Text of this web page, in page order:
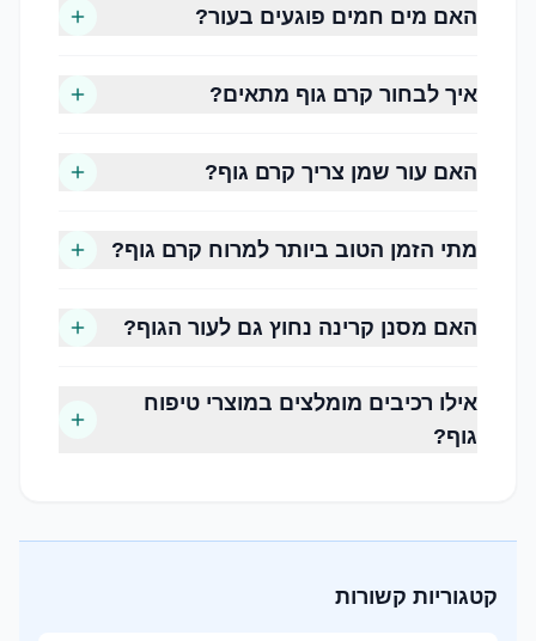
הבסיס לכל שגרת טיפוח הוא ניקוי.
בעדינות, מבלי לגרום לתחושת יובש.
פילינג מסייע להסרת תאי עור מתים ומשאיר את העור
ברוב המקרים מומלץ לבצע פילינג פעם או פעמיים
שלב 3, קרם גוף
לאחר הרחצה זהו הזמן האידיאלי למריחת קרם גוף,
שלב 4, שמן גוף
האם מים חמים פוגעים בעור?
איך לבחור קרם גוף מתאים?
האם עור שמן צריך קרם גוף?
מתי הזמן הטוב ביותר למרוח קרם גוף?
האם מסנן קרינה נחוץ גם לעור הגוף?
אילו רכיבים מומלצים במוצרי טיפוח
גוף?
קטגוריות קשורות